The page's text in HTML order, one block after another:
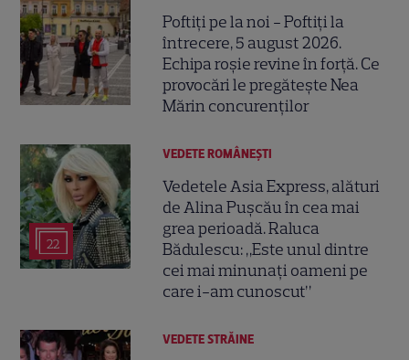
Poftiți pe la noi - Poftiți la
întrecere, 5 august 2026.
Echipa roșie revine în forță. Ce
provocări le pregătește Nea
Mărin concurenților
22
VEDETE ROMÂNEŞTI
Vedetele Asia Express, alături
de Alina Pușcău în cea mai
grea perioadă. Raluca
Bădulescu: „Este unul dintre
cei mai minunați oameni pe
care i-am cunoscut”
VEDETE STRĂINE